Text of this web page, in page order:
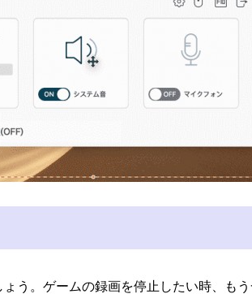
う。ゲームの録画を停止したい時、も